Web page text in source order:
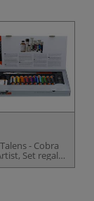
Talens - Cobra
Set regalo
colori ad olio